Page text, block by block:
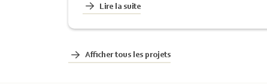
Lire la suite
Afficher tous les projets